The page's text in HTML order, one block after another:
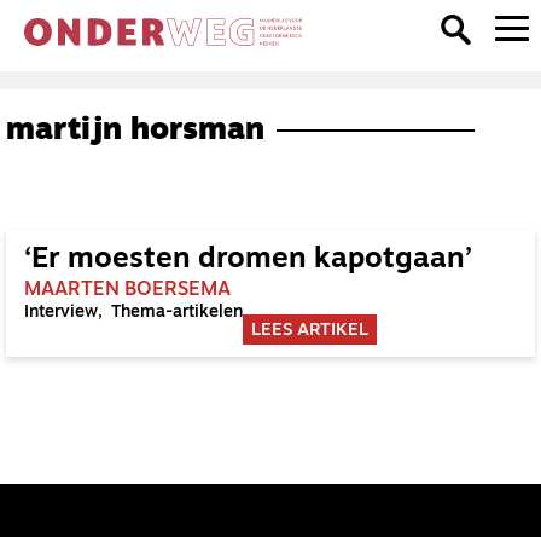
martijn horsman
‘Er moesten dromen kapotgaan’
MAARTEN BOERSEMA
Interview
Thema-artikelen
LEES ARTIKEL